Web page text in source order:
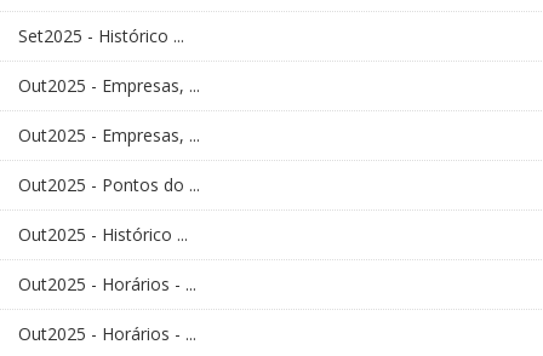
Set2025 - Histórico ...
Out2025 - Empresas, ...
Out2025 - Empresas, ...
Out2025 - Pontos do ...
Out2025 - Histórico ...
Out2025 - Horários - ...
Out2025 - Horários - ...